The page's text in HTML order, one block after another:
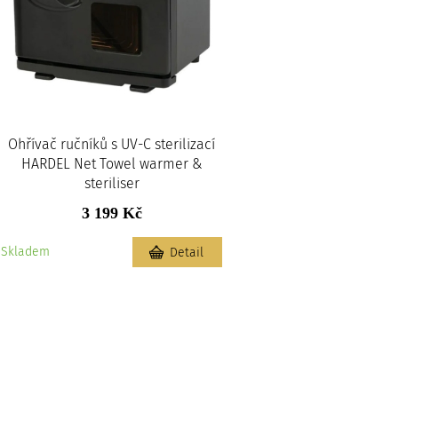
Ohřívač ručníků s UV-C sterilizací
HARDEL Net Towel warmer &
steriliser
3 199 Kč
Skladem Detail